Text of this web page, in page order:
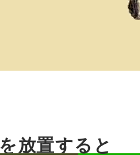
放置すると